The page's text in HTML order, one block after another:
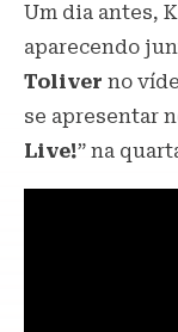
Um dia antes,
aparecendo
Toliver no
se apresentar
Live!” na